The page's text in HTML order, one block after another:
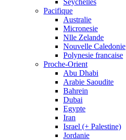
Seychelles
Pacifique
Australie
Micronesie
Nlle Zelande
Nouvelle Caledonie
Polynesie francaise
Proche-Orient
Abu Dhabi
Arabie Saoudite
Bahrein
Dubai
Egypte
Iran
Israel (+ Palestine)
Jordanie